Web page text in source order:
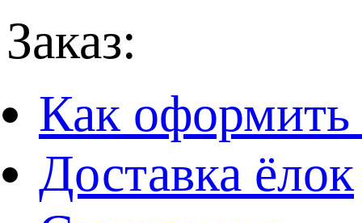
Заказ:
Как оформить
Доставка ёлок